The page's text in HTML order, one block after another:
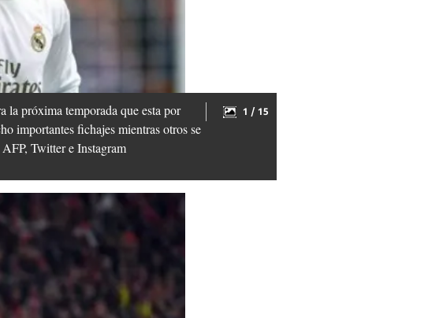
la próxima temporada que esta por
importantes fichajes mientras otros se
Twitter e Instagram
1 / 15